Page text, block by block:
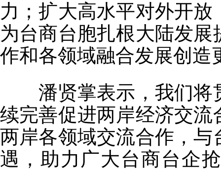
力；扩大高水平对外开
为台商台胞扎根大陆发
作和各领域融合发展创造
潘贤掌表示，我们将
续完善促进两岸经济交
两岸各领域交流合作，
遇，助力广大台商台企